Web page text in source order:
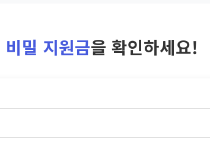
비밀 지원금을 확인하세요!